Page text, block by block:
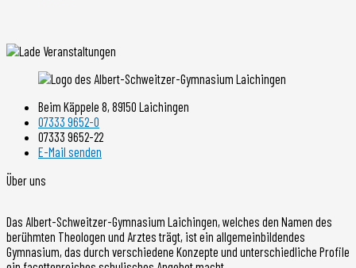
Beim Käppele 8, 89150 Laichingen
07333 9652-0
07333 9652-22
E-Mail senden
Über uns
Das Albert-Schweitzer-Gymnasium Laichingen, welches den Namen des
berühmten Theologen und Arztes trägt, ist ein allgemeinbildendes
Gymnasium, das durch verschiedene Konzepte und unterschiedliche Profile